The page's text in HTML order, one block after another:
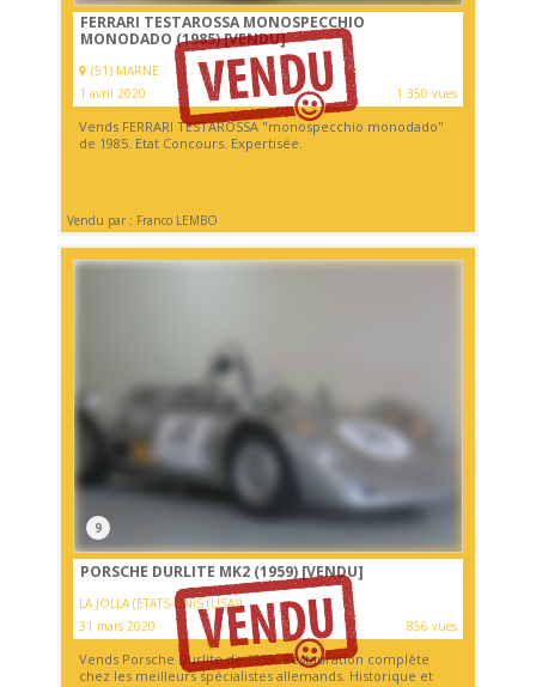
FERRARI TESTAROSSA MONOSPECCHIO
MONODADO (1985)[VENDU]
(51) MARNE
1 avril 2020
1 350 vues
Vends FERRARI TESTAROSSA "monospecchio monodado"
de 1985. Etat Concours. Expertisée.
Vendu par : Franco LEMBO
9
PORSCHE DURLITE MK2 (1959) [VENDU]
LA JOLLA (ETATS-UNIS (USA))
31 mars 2020
856 vues
Vends Porsche Durlite de 1959. Restauration complète
chez les meilleurs spécialistes allemands. Historique et